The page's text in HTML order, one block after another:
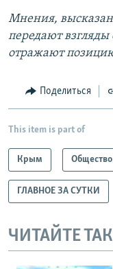
Мнения,
передают взгляды
отражают
Поделиться
This item is part of
Крым Общество
ГЛАВНОЕ ЗА СУТКИ
ЧИТАЙТЕ